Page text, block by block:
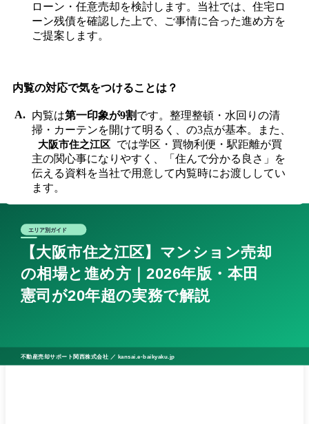
ローン・任意売却を検討します。当社では、住宅ロ
ーン残債を確認した上で、ご事情に合った進め方を
ご提案します。
内覧の対応で気をつけることは？
内覧は第一印象が9割です。整理整頓・水回りの清
掃・カーテンを開けて明るく、の3点が基本。また、
大阪市住之江区
では学区・買物利便・駅距離が買
主の関心事になりやすく、「住んで分かる良さ」を
伝える資料を当社で用意して内覧時にお渡ししてい
ます。
住之江区周辺エリアの売却記事
近隣区の売却ガイドもご用意しています。大阪市西成区 マ
ンション売却/大阪市住吉区 マンション売却 /大阪市大正区
マンション売却
住之江区でのマンション売却を、まずはご相談くだ